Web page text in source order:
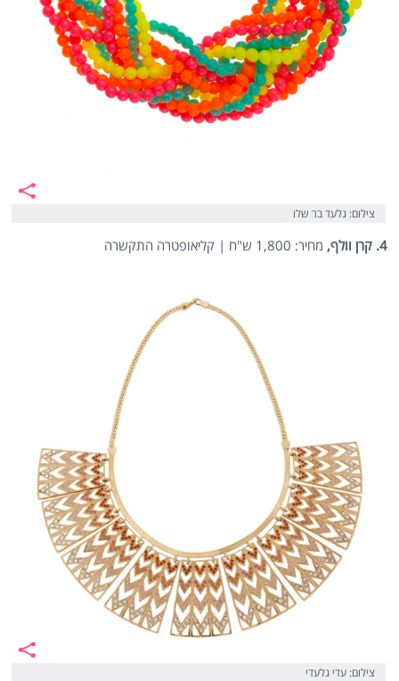
צילום: גלעד בר שלו
4. קרן וולף, מחיר: 1,800 ש"ח | קליאופטרה התקשרה
צילום: עדי גלעדי